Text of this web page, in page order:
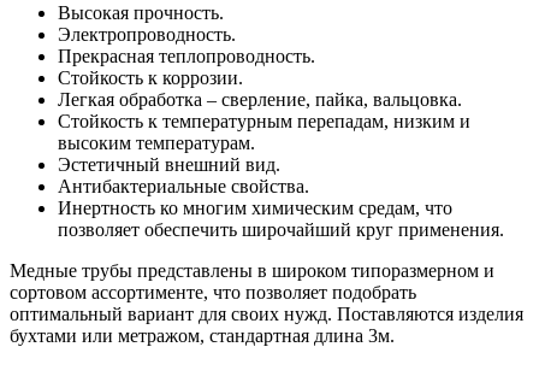
Высокая прочность.
Электропроводность.
Прекрасная теплопроводность.
Стойкость к коррозии.
Легкая обработка – сверление, пайка, вальцовка.
Стойкость к температурным перепадам, низким и
высоким температурам.
Эстетичный внешний вид.
Антибактериальные свойства.
Инертность ко многим химическим средам, что
позволяет обеспечить широчайший круг применения.
Медные трубы представлены в широком типоразмерном и
сортовом ассортименте, что позволяет подобрать
оптимальный вариант для своих нужд. Поставляются изделия
бухтами или метражом, стандартная длина 3м.